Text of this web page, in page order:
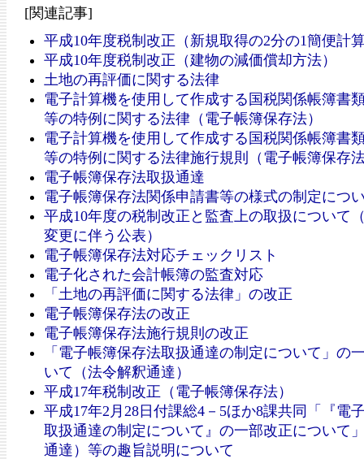
[関連記事]
平成10年度税制改正（新規取得の2分の1簡便計
平成10年度税制改正（建物の減価償却方法）
土地の再評価に関する法律
電子計算機を使用して作成する国税関係帳簿書
等の特例に関する法律（電子帳簿保存法）
電子計算機を使用して作成する国税関係帳簿書
等の特例に関する法律施行規則（電子帳簿保存
電子帳簿保存法取扱通達
電子帳簿保存法関係申請書等の様式の制定につ
平成10年度の税制改正と監査上の取扱について
変更に伴う公表）
電子帳簿保存法対応チェックリスト
電子化された会計帳簿の監査対応
「土地の再評価に関する法律」の改正
電子帳簿保存法の改正
電子帳簿保存法施行規則の改正
「電子帳簿保存法取扱通達の制定について」の
いて（法令解釈通達）
平成17年税制改正（電子帳簿保存法）
平成17年2月28日付課総4－5ほか8課共同「『電
取扱通達の制定について』の一部改正について
通達）等の趣旨説明について